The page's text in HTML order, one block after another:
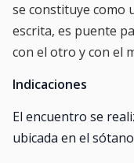
se constituye como
escrita, es puente
con el otro y con el
Indicaciones
El encuentro se
ubicada en el